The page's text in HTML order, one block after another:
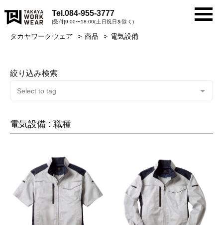
Tel.084-955-3777
[受付]9:00〜18:00(土日祝日を除く)
タカヤワークウェア 商品 電気設備
絞り込み検索
電気設備 : 職種